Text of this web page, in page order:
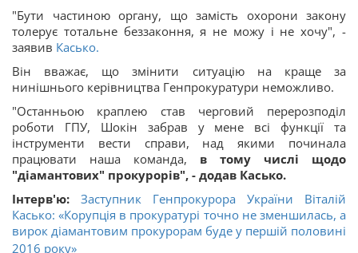
"Бути частиною органу, що замість охорони закону
толерує тотальне беззаконня, я не можу і не хочу", -
заявив Касько.
Він вважає, що змінити ситуацію на краще за
нинішнього керівництва Генпрокуратури неможливо.
"Останньою краплею став черговий перерозподіл
роботи ГПУ, Шокін забрав у мене всі функції та
інструменти вести справи, над якими починала
працювати наша команда, в тому числі щодо
"діамантових" прокурорів", - додав Касько.
Інтерв'ю: Заступник Генпрокурора України Віталій
Касько: «Корупція в прокуратурі точно не зменшилась, а
вирок діамантовим прокурорам буде у першій половині
2016 року»